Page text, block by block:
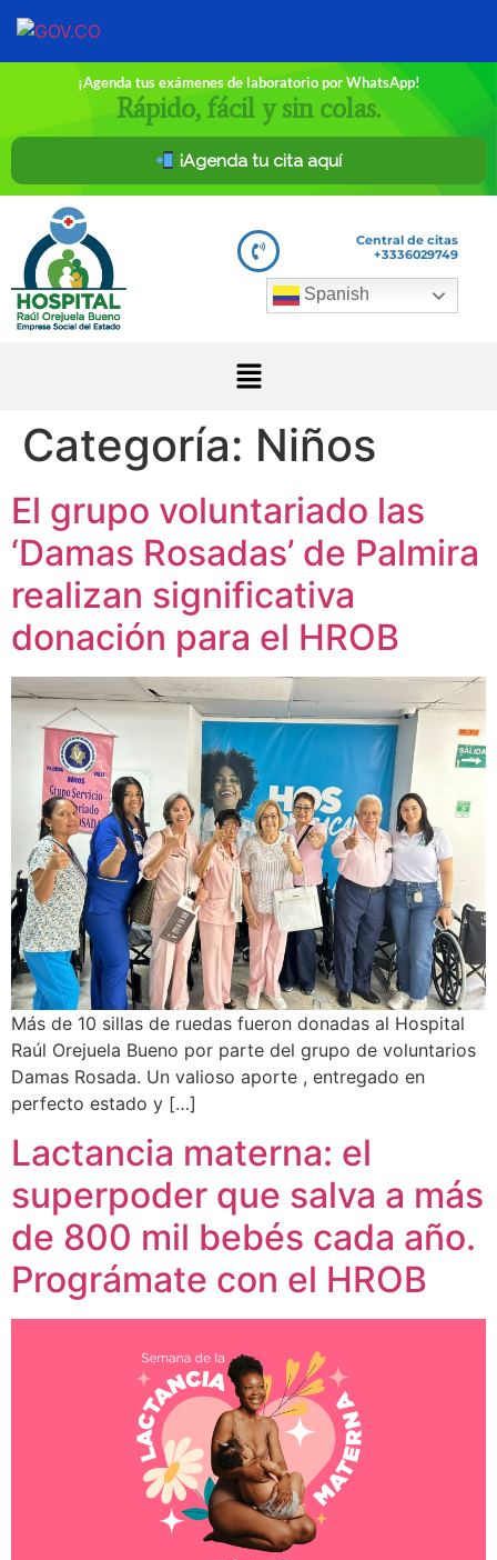
¡Agenda tus exámenes de laboratorio por WhatsApp!
Rápido, fácil y sin colas.
¡Agenda tu cita aquí
Central de citas
+3336029749
Spanish
Categoría: Niños
El grupo voluntariado las
‘Damas Rosadas’ de Palmira
realizan significativa
donación para el HROB
Más de 10 sillas de ruedas fueron donadas al Hospital
Raúl Orejuela Bueno por parte del grupo de voluntarios
Damas Rosada. Un valioso aporte , entregado en
perfecto estado y […]
Lactancia materna: el
superpoder que salva a más
de 800 mil bebés cada año.
Prográmate con el HROB